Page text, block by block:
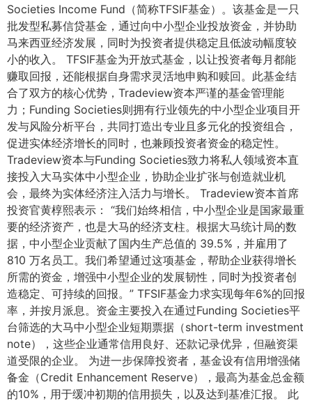
Societies Income Fund（简称TFSIF基金）。该基金是一只
批发型私募信贷基金，通过向中小型企业投放资金，并协助
马来西亚经济发展，同时为投资者提供稳定且低波动幅度较
小的收入。 TFSIF基金为开放式基金，以让投资者每月都能
赚取回报，还能根据自身需求灵活地申购和赎回。此基金结
合了双方的核心优势，Tradeview资本严谨的基金管理能
力；Funding Societies则拥有行业领先的中小型企业项目开
发与风险分析平台，共同打造出专业且多元化的投资组合，
促进实体经济增长的同时，也兼顾投资者资金的稳定性。
Tradeview资本与Funding Societies致力将私人领域资本直
接投入大马实体中小型企业，协助企业扩张与创造就业机
会，最终为实体经济注入活力与增长。 Tradeview资本首席
投资官黄椁熙表示： “我们始终相信，中小型企业是国家最重
要的经济资产，也是大马的经济支柱。根据大马统计局的数
据，中小型企业贡献了国内生产总值的 39.5%，并雇用了
810 万名员工。我们希望通过这项基金，帮助企业获得增长
所需的资金，增强中小型企业的发展韧性，同时为投资者创
造稳定、可持续的回报。” TFSIF基金力求实现每年6%的回报
率，并按月派息。资金主要投入在通过Funding Societies平
台筛选的大马中小型企业短期票据（short-term investment
note），这些企业通常信用良好、还款记录优异，但融资渠
道受限的企业。 为进一步保障投资者，基金设有信用增强储
备金（Credit Enhancement Reserve），最高为基金总金额
的10%，用于缓冲初期的信用损失，以及达到基准汇报。 此